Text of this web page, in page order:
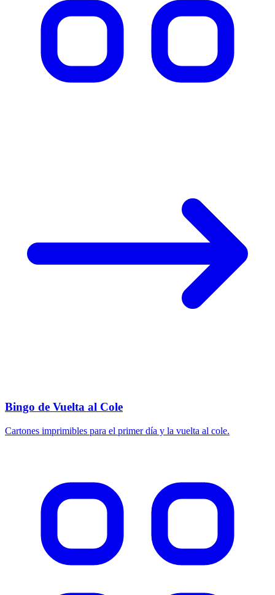
Bingo de Vuelta al Cole
Cartones imprimibles para el primer día y la vuelta al cole.